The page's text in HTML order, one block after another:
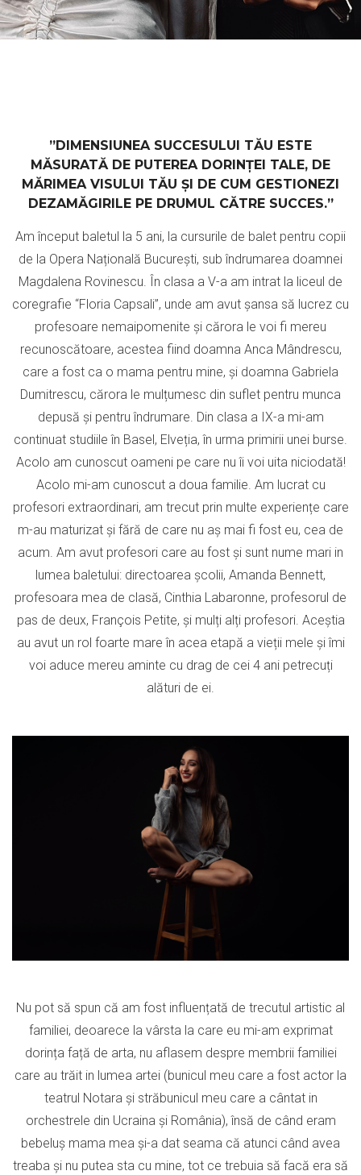
”DIMENSIUNEA SUCCESULUI TĂU ESTE
MĂSURATĂ DE PUTEREA DORINȚEI TALE, DE
MĂRIMEA VISULUI TĂU ȘI DE CUM GESTIONEZI
DEZAMĂGIRILE PE DRUMUL CĂTRE SUCCES.”
Am început baletul la 5 ani, la cursurile de balet pentru copii
de la Opera Națională București, sub îndrumarea doamnei
Magdalena Rovinescu. În clasa a V-a am intrat la liceul de
coregrafie “Floria Capsali”, unde am avut șansa să lucrez cu
profesoare nemaipomenite și cărora le voi fi mereu
recunoscătoare, acestea fiind doamna Anca Mândrescu,
care a fost ca o mama pentru mine, și doamna Gabriela
Dumitrescu, cărora le mulțumesc din suflet pentru munca
depusă și pentru îndrumare. Din clasa a IX-a mi-am
continuat studiile în Basel, Elveția, în urma primirii unei burse.
Acolo am cunoscut oameni pe care nu îi voi uita niciodată!
Acolo mi-am cunoscut a doua familie. Am lucrat cu
profesori extraordinari, am trecut prin multe experiențe care
m-au maturizat și fără de care nu aș mai fi fost eu, cea de
acum. Am avut profesori care au fost și sunt nume mari in
lumea baletului: directoarea școlii, Amanda Bennett,
profesoara mea de clasă, Cinthia Labaronne, profesorul de
pas de deux, François Petite, și mulți alți profesori. Aceștia
au avut un rol foarte mare în acea etapă a vieții mele și îmi
voi aduce mereu aminte cu drag de cei 4 ani petrecuți
alături de ei.
Nu pot să spun că am fost influențată de trecutul artistic al
familiei, deoarece la vârsta la care eu mi-am exprimat
dorința față de arta, nu aflasem despre membrii familiei
care au trăit in lumea artei (bunicul meu care a fost actor la
teatrul Notara și străbunicul meu care a cântat in
orchestrele din Ucraina și România), însă de când eram
bebeluș mama mea și-a dat seama că atunci când avea
treaba și nu putea sta cu mine, tot ce trebuia să facă era să